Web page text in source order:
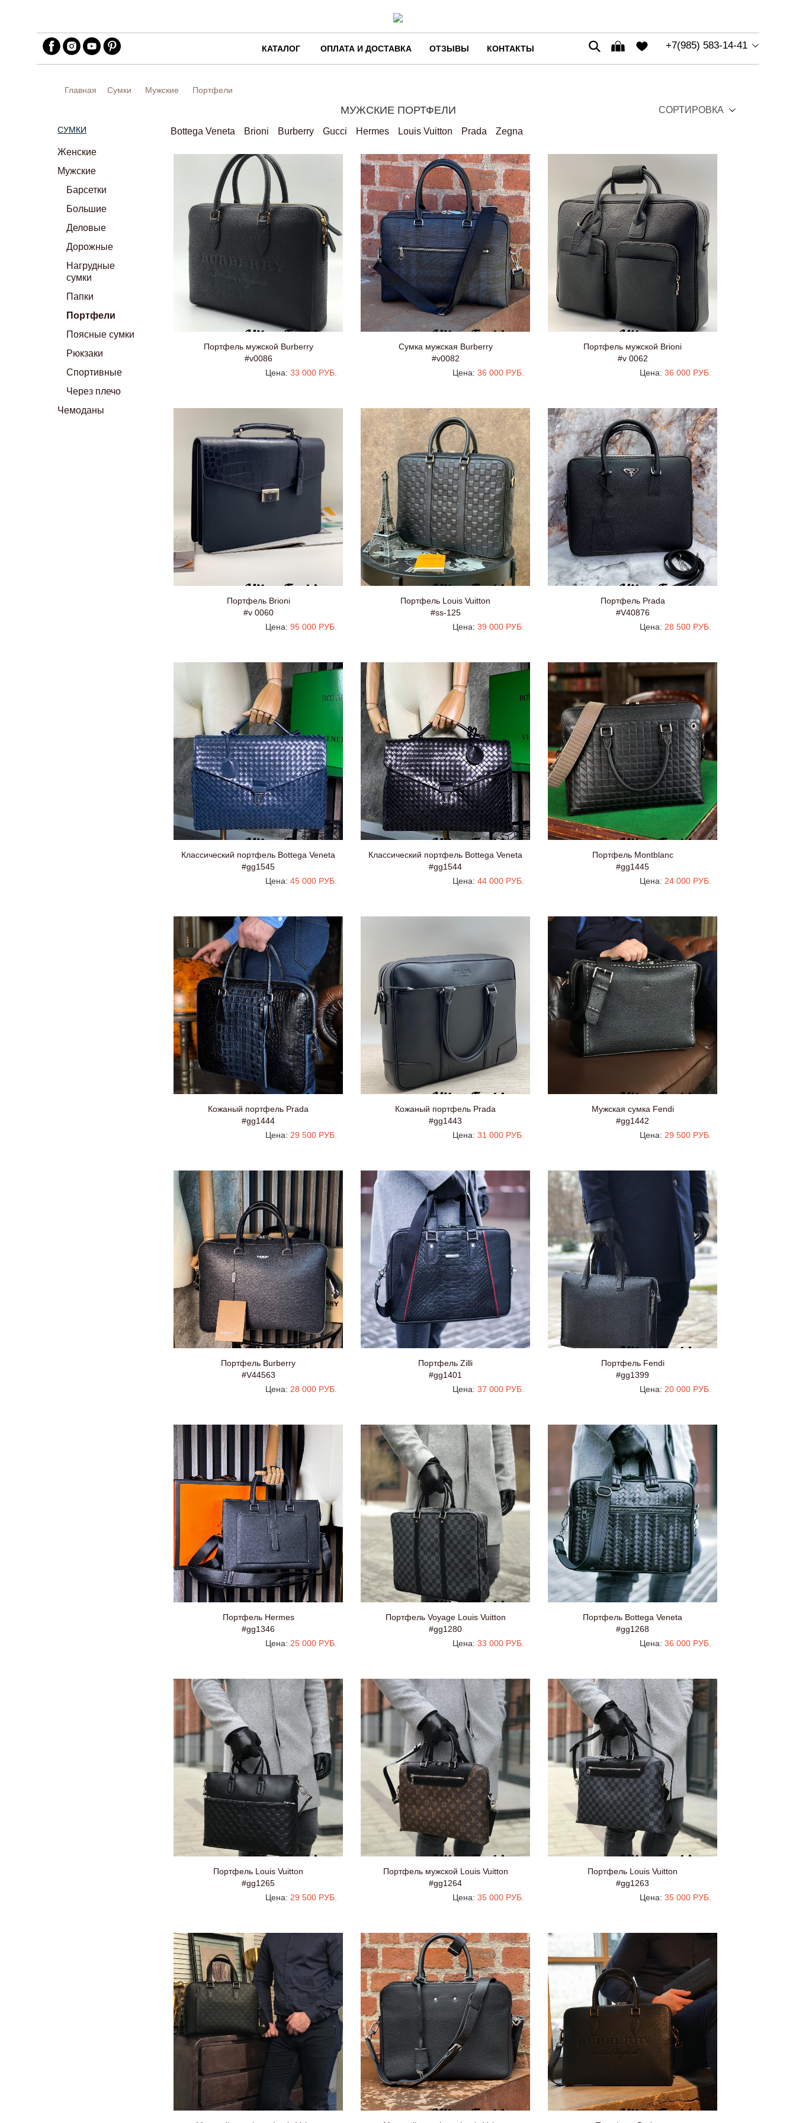
КАТАЛОГ ОПЛАТА И ДОСТАВКА ОТЗЫВЫ КОНТАКТЫ +7(985) 583-14-41
Главная Сумки Мужские Портфели
МУЖСКИЕ ПОРТФЕЛИ СОРТИРОВКА
СУМКИ
Женские
Мужские
Барсетки
Большие
Деловые
Дорожные
Нагрудные
сумки
Папки
Портфели
Поясные сумки
Рюкзаки
Спортивные
Через плечо
Чемоданы
Bottega Veneta Brioni Burberry Gucci Hermes Louis Vuitton Prada Zegna
Портфель мужской Burberry
#v0086
Цена: 33 000 РУБ.
Сумка мужская Burberry
#v0082
Цена: 36 000 РУБ.
Портфель мужской Brioni
#v 0062
Цена: 36 000 РУБ.
Портфель Brioni
#v 0060
Цена: 95 000 РУБ.
Портфель Louis Vuitton
#ss-125
Цена: 39 000 РУБ.
Портфель Prada
#V40876
Цена: 28 500 РУБ.
Классический портфель Bottega Veneta
#gg1545
Цена: 45 000 РУБ.
Классический портфель Bottega Veneta
#gg1544
Цена: 44 000 РУБ.
Портфель Montblanc
#gg1445
Цена: 24 000 РУБ.
Кожаный портфель Prada
#gg1444
Цена: 29 500 РУБ.
Кожаный портфель Prada
#gg1443
Цена: 31 000 РУБ.
Мужская сумка Fendi
#gg1442
Цена: 29 500 РУБ.
Портфель Burberry
#V44563
Цена: 28 000 РУБ.
Портфель Zilli
#gg1401
Цена: 37 000 РУБ.
Портфель Fendi
#gg1399
Цена: 20 000 РУБ.
Портфель Hermes
#gg1346
Цена: 25 000 РУБ.
Портфель Voyage Louis Vuitton
#gg1280
Цена: 33 000 РУБ.
Портфель Bottega Veneta
#gg1268
Цена: 36 000 РУБ.
Портфель Louis Vuitton
#gg1265
Цена: 29 500 РУБ.
Портфель мужской Louis Vuitton
#gg1264
Цена: 35 000 РУБ.
Портфель Louis Vuitton
#gg1263
Цена: 35 000 РУБ.